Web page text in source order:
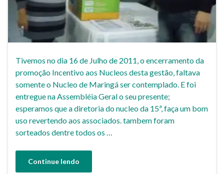
Tivemos no dia 16 de Julho de 2011, o encerramento da
promoção Incentivo aos Nucleos desta gestão, faltava
somente o Nucleo de Maringá ser contemplado. E foi
entregue na Assembléia Geral o seu presente;
esperamos que a diretoria do nucleo da 15ª, faça um bom
uso revertendo aos associados. tambem foram
sorteados dentre todos os …
Continue lendo